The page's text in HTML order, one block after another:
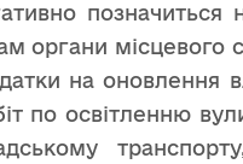
позначиться
органи місцевого
на оновлення
по освітленню